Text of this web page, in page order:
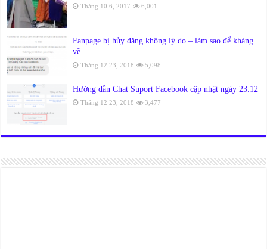
Tháng 10 6, 2017 6,001
Fanpage bị hủy đăng không lý do – làm sao để kháng
về
Tháng 12 23, 2018 5,098
Hướng dẫn Chat Suport Facebook cập nhật ngày 23.12
Tháng 12 23, 2018 3,477